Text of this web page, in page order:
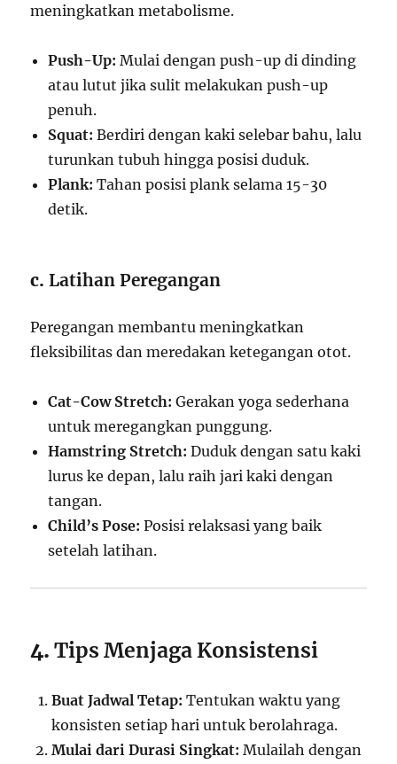
meningkatkan metabolisme.
Push-Up: Mulai dengan push-up di dinding
atau lutut jika sulit melakukan push-up
penuh.
Squat: Berdiri dengan kaki selebar bahu, lalu
turunkan tubuh hingga posisi duduk.
Plank: Tahan posisi plank selama 15-30
detik.
c.Latihan Peregangan
Peregangan membantu meningkatkan
fleksibilitas dan meredakan ketegangan otot.
Cat-Cow Stretch: Gerakan yoga sederhana
untuk meregangkan punggung.
Hamstring Stretch: Duduk dengan satu kaki
lurus ke depan, lalu raih jari kaki dengan
tangan.
Child’s Pose: Posisi relaksasi yang baik
setelah latihan.
4.Tips Menjaga Konsistensi
Buat Jadwal Tetap: Tentukan waktu yang
konsisten setiap hari untuk berolahraga.
Mulai dari Durasi Singkat: Mulailah dengan